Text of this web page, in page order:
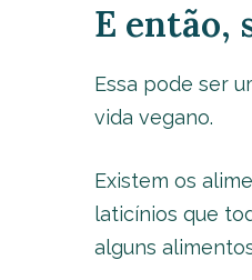
E então,
Essa pode ser
vida vegano.
Existem os
laticínios que
alguns